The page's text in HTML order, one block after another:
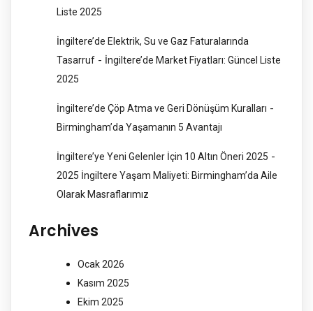
Liste 2025
İngiltere’de Elektrik, Su ve Gaz Faturalarında
Tasarruf - İngiltere’de Market Fiyatları: Güncel Liste
2025
İngiltere’de Çöp Atma ve Geri Dönüşüm Kuralları -
Birmingham’da Yaşamanın 5 Avantajı
İngiltere’ye Yeni Gelenler İçin 10 Altın Öneri 2025 -
2025 İngiltere Yaşam Maliyeti: Birmingham’da Aile
Olarak Masraflarımız
Archives
Ocak 2026
Kasım 2025
Ekim 2025